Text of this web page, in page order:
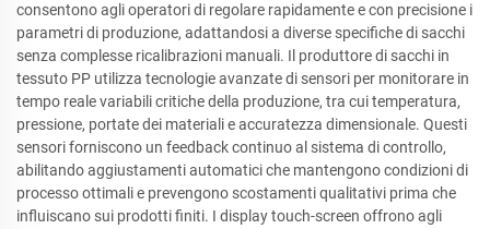
consentono agli operatori di regolare rapidamente e con precisione i
parametri di produzione, adattandosi a diverse specifiche di sacchi
senza complesse ricalibrazioni manuali. Il produttore di sacchi in
tessuto PP utilizza tecnologie avanzate di sensori per monitorare in
tempo reale variabili critiche della produzione, tra cui temperatura,
pressione, portate dei materiali e accuratezza dimensionale. Questi
sensori forniscono un feedback continuo al sistema di controllo,
abilitando aggiustamenti automatici che mantengono condizioni di
processo ottimali e prevengono scostamenti qualitativi prima che
influiscano sui prodotti finiti. I display touch-screen offrono agli